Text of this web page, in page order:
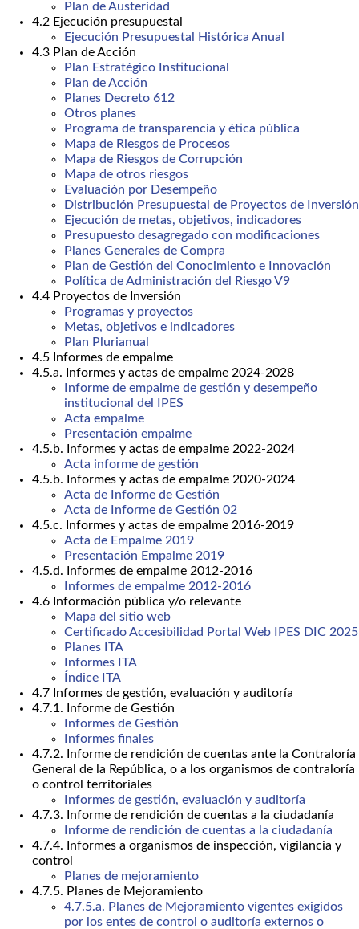
Plan de Austeridad
4.2 Ejecución presupuestal
Ejecución Presupuestal Histórica Anual
4.3 Plan de Acción
Plan Estratégico Institucional
Plan de Acción
Planes Decreto 612
Otros planes
Programa de transparencia y ética pública
Mapa de Riesgos de Procesos
Mapa de Riesgos de Corrupción
Mapa de otros riesgos
Evaluación por Desempeño
Distribución Presupuestal de Proyectos de Inversión
Ejecución de metas, objetivos, indicadores
Presupuesto desagregado con modificaciones
Planes Generales de Compra
Plan de Gestión del Conocimiento e Innovación
Política de Administración del Riesgo V9
4.4 Proyectos de Inversión
Programas y proyectos
Metas, objetivos e indicadores
Plan Plurianual
4.5 Informes de empalme
4.5.a. Informes y actas de empalme 2024-2028
Informe de empalme de gestión y desempeño
institucional del IPES
Acta empalme
Presentación empalme
4.5.b. Informes y actas de empalme 2022-2024
Acta informe de gestión
4.5.b. Informes y actas de empalme 2020-2024
Acta de Informe de Gestión
Acta de Informe de Gestión 02
4.5.c. Informes y actas de empalme 2016-2019
Acta de Empalme 2019
Presentación Empalme 2019
4.5.d. Informes de empalme 2012-2016
Informes de empalme 2012-2016
4.6 Información pública y/o relevante
Mapa del sitio web
Certificado Accesibilidad Portal Web IPES DIC 2025
Planes ITA
Informes ITA
Índice ITA
4.7 Informes de gestión, evaluación y auditoría
4.7.1. Informe de Gestión
Informes de Gestión
Informes finales
4.7.2. Informe de rendición de cuentas ante la Contraloría
General de la República, o a los organismos de contraloría
o control territoriales
Informes de gestión, evaluación y auditoría
4.7.3. Informe de rendición de cuentas a la ciudadanía
Informe de rendición de cuentas a la ciudadanía
4.7.4. Informes a organismos de inspección, vigilancia y
control
Planes de mejoramiento
4.7.5. Planes de Mejoramiento
4.7.5.a. Planes de Mejoramiento vigentes exigidos
por los entes de control o auditoría externos o